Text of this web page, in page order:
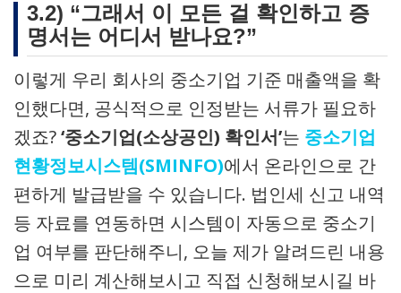
3.2) “그래서 이 모든 걸 확인하고 증
명서는 어디서 받나요?”
이렇게 우리 회사의 중소기업 기준 매출액을 확
인했다면, 공식적으로 인정받는 서류가 필요하
겠죠?‘중소기업(소상공인) 확인서’는 중소기업
현황정보시스템(SMINFO)에서 온라인으로 간
편하게 발급받을 수 있습니다. 법인세 신고 내역
등 자료를 연동하면 시스템이 자동으로 중소기
업 여부를 판단해주니, 오늘 제가 알려드린 내용
으로 미리 계산해보시고 직접 신청해보시길 바